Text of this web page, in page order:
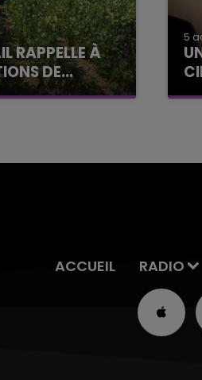
RAPPELLE À
DE...
vendange
5
ACCUEIL RADIO